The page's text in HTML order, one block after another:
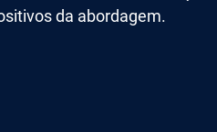
da abordagem.